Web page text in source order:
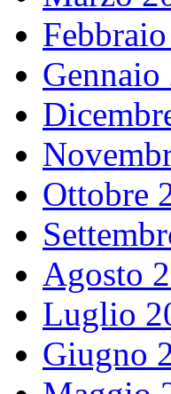
Gennaio
Ottobre
Agosto
Luglio
Giugno